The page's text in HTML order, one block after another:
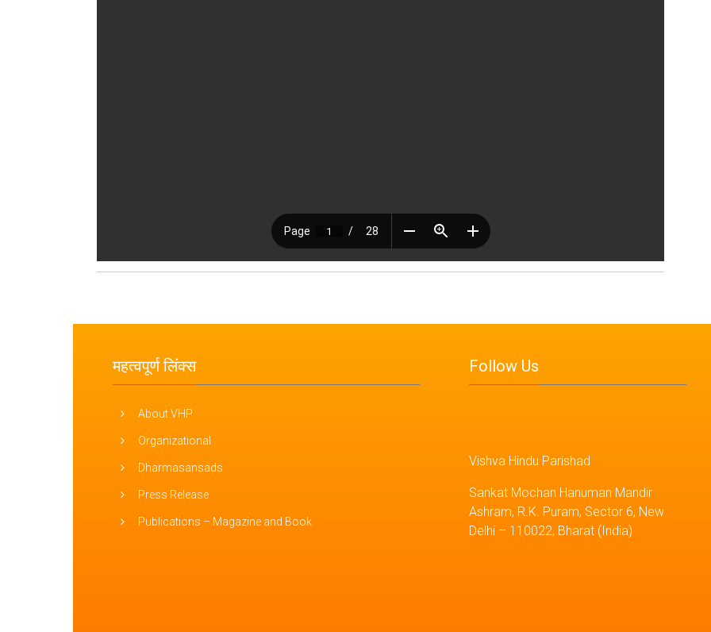
महत्वपूर्ण लिंक्स
About VHP
Organizational
Dharmasansads
Press Release
Publications – Magazine and Book
Follow Us
Vishva Hindu Parishad
Sankat Mochan Hanuman Mandir
Ashram, R.K. Puram, Sector 6, New
Delhi – 110022, Bharat (India)